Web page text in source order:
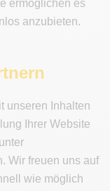
ermöglichen es
anzubieten.
unseren Inhalten
Ihrer Website
Wir freuen uns auf
wie möglich